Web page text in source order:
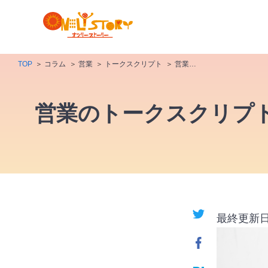
TOP コラム 営業 トークスクリプト 営業のトークスクリプトを作成するメリットとは？作成サービス4選も紹介
営業のトークスクリプ
最終更新